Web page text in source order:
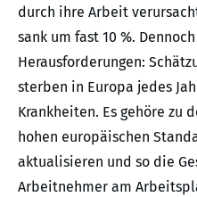
durch ihre Arbeit
sank um fast 10 %.
Herausforderungen:
sterben in Europa jedes
Krankheiten. Es gehöre zu
hohen europäischen
aktualisieren und so die
Arbeitnehmer am